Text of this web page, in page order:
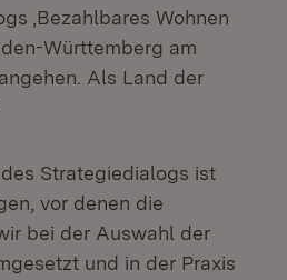
‚Bezahlbares Wohnen
Württemberg am
Als Land der
Strategiedialogs ist
vor denen die
bei der Auswahl der
und in der Praxis